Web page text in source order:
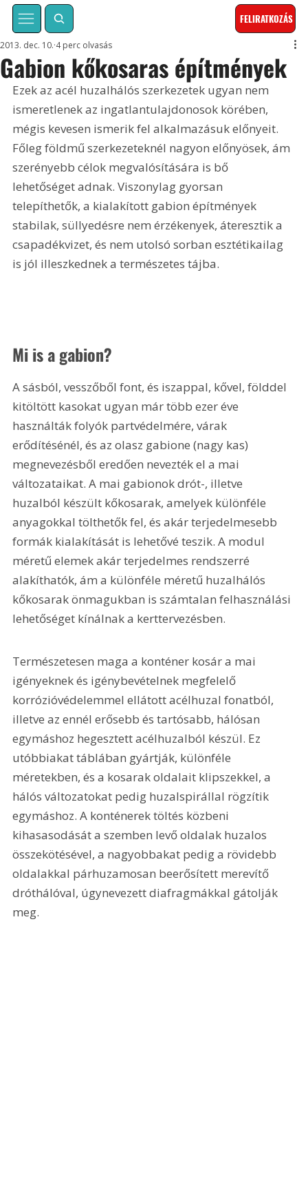
FELIRATKOZÁS
Gabion kőkosaras építmények
2013. dec. 10. 4 perc olvasás
Ezek az acél huzalhálós szerkezetek ugyan nem
ismeretlenek az ingatlantulajdonosok körében,
mégis kevesen ismerik fel alkalmazásuk előnyeit.
Főleg földmű szerkezeteknél nagyon előnyösek, ám
szerényebb célok megvalósítására is bő
lehetőséget adnak. Viszonylag gyorsan
telepíthetők, a kialakított gabion építmények
stabilak, süllyedésre nem érzékenyek, áteresztik a
csapadékvizet, és nem utolsó sorban esztétikailag
is jól illeszkednek a természetes tájba.
Mi is a gabion?
A sásból, vesszőből font, és iszappal, kővel, földdel
kitöltött kasokat ugyan már több ezer éve
használták folyók partvédelmére, várak
erődítésénél, és az olasz gabione (nagy kas)
megnevezésből eredően nevezték el a mai
változataikat. A mai gabionok drót-, illetve
huzalból készült kőkosarak, amelyek különféle
anyagokkal tölthetők fel, és akár terjedelmesebb
formák kialakítását is lehetővé teszik. A modul
méretű elemek akár terjedelmes rendszerré
alakíthatók, ám a különféle méretű huzalhálós
kőkosarak önmagukban is számtalan felhasználási
lehetőséget kínálnak a kerttervezésben.
Természetesen maga a konténer kosár a mai
igényeknek és igénybevételnek megfelelő
korrózióvédelemmel ellátott acélhuzal fonatból,
illetve az ennél erősebb és tartósabb, hálósan
egymáshoz hegesztett acélhuzalból készül. Ez
utóbbiakat táblában gyártják, különféle
méretekben, és a kosarak oldalait klipszekkel, a
hálós változatokat pedig huzalspirállal rögzítik
egymáshoz. A konténerek töltés közbeni
kihasasodását a szemben levő oldalak huzalos
összekötésével, a nagyobbakat pedig a rövidebb
oldalakkal párhuzamosan beerősített merevítő
dróthálóval, úgynevezett diafragmákkal gátolják
meg.